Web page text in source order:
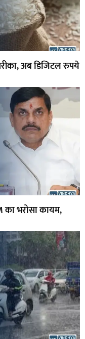
अब डिजिटल रुपये
का भरोसा कायम,